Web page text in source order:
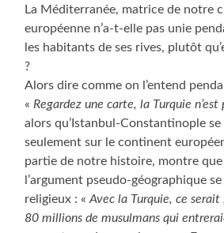
La Méditerranée, matrice de notre
européenne n’a-t-elle pas unie
les habitants de ses rives, plutôt
?
Alors dire comme on l’entend
« Regardez une carte, la Turquie n’est
alors qu’Istanbul-Constantinople
seulement sur le continent
partie de notre histoire, montre
l’argument pseudo-géographique
religieux : «Avec la Turquie, ce serait
80 millions de musulmans qui